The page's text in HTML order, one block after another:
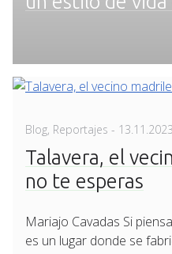
Blog, Reportajes - Posted
on
13.11.2023
Talavera, el
no te esperas
Mariajo Cavadas Si
es un lugar donde se